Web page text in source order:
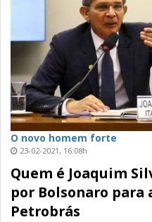
O novo homem forte
23-02-2021, 16:08h
Quem é Joaquim
por Bolsonaro para
Petrobrás